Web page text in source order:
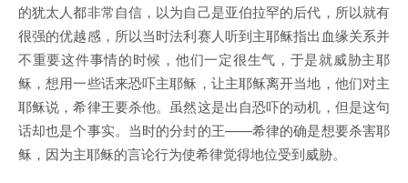
的犹太人都非常自信，以为自己是亚伯拉罕的后代，所以就有
很强的优越感，所以当时法利赛人听到主耶稣指出血缘关系并
不重要这件事情的时候，他们一定很生气，于是就威胁主耶
稣，想用一些话来恐吓主耶稣，让主耶稣离开当地，他们对主
耶稣说，希律王要杀他。虽然这是出自恐吓的动机，但是这句
话却也是个事实。当时的分封的王——希律的确是想要杀害耶
稣，因为主耶稣的言论行为使希律觉得地位受到威胁。